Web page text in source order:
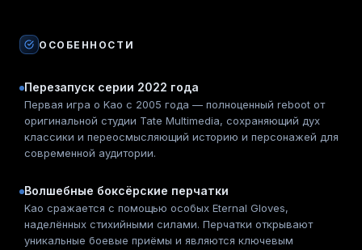
ОСОБЕННОСТИ
Перезапуск серии 2022 года
Первая игра о Kao с 2005 года — полноценный reboot от
оригинальной студии Tate Multimedia, сохраняющий дух
классики и переосмысляющий историю и персонажей для
современной аудитории.
Волшебные боксёрские перчатки
Kao сражается с помощью особых Eternal Gloves,
наделённых стихийными силами. Перчатки открывают
уникальные боевые приёмы и являются ключевым